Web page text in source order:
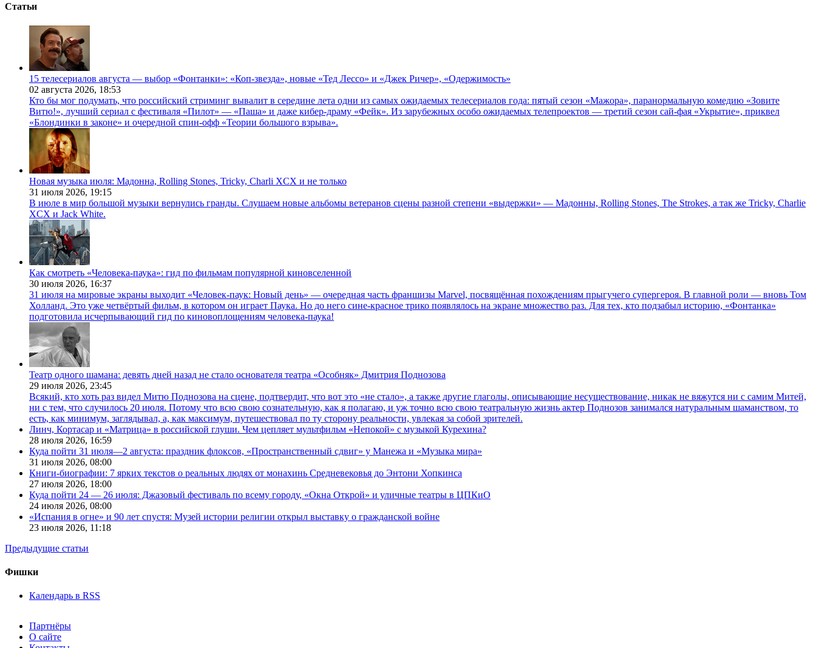
Статьи
15 телесериалов августа — выбор «Фонтанки»: «Коп-звезда», новые «Тед Лессо» и «Джек Ричер», «Одержимость»
02 августа 2026, 18:53
Кто бы мог подумать, что российский стриминг вывалит в середине лета одни из самых ожидаемых телесериалов года: пятый сезон «Мажора», паранормальную комедию «Зовите
Витю!», лучший сериал с фестиваля «Пилот» — «Паша» и даже кибер-драму «Фейк». Из зарубежных особо ожидаемых телепроектов — третий сезон сай-фая «Укрытие», приквел
«Блондинки в законе» и очередной спин-офф «Теории большого взрыва».
Новая музыка июля: Мадонна, Rolling Stones, Tricky, Charli XCX и не только
31 июля 2026, 19:15
В июле в мир большой музыки вернулись гранды. Слушаем новые альбомы ветеранов сцены разной степени «выдержки» — Мадонны, Rolling Stones, The Strokes, а так же Tricky, Charlie
XCX и Jack White.
Как смотреть «Человека-паука»: гид по фильмам популярной киновселенной
30 июля 2026, 16:37
31 июля на мировые экраны выходит «Человек-паук: Новый день» — очередная часть франшизы Marvel, посвящённая похождениям прыгучего супергероя. В главной роли — вновь Том
Холланд. Это уже четвёртый фильм, в котором он играет Паука. Но до него сине-красное трико появлялось на экране множество раз. Для тех, кто подзабыл историю, «Фонтанка»
подготовила исчерпывающий гид по киновоплощениям человека-паука!
Театр одного шамана: девять дней назад не стало основателя театра «Особняк» Дмитрия Поднозова
29 июля 2026, 23:45
Всякий, кто хоть раз видел Митю Поднозова на сцене, подтвердит, что вот это «не стало», а также другие глаголы, описывающие несуществование, никак не вяжутся ни с самим Митей,
ни с тем, что случилось 20 июля. Потому что всю свою сознательную, как я полагаю, и уж точно всю свою театральную жизнь актер Поднозов занимался натуральным шаманством, то
есть, как минимум, заглядывал, а, как максимум, путешествовал по ту сторону реальности, увлекая за собой зрителей.
Линч, Кортасар и «Матрица» в российской глуши. Чем цепляет мультфильм «Непокой» с музыкой Курехина?
28 июля 2026, 16:59
Куда пойти 31 июля—2 августа: праздник флоксов, «Пространственный сдвиг» у Манежа и «Музыка мира»
31 июля 2026, 08:00
Книги-биографии: 7 ярких текстов о реальных людях от монахинь Средневековья до Энтони Хопкинса
27 июля 2026, 18:00
Куда пойти 24 — 26 июля: Джазовый фестиваль по всему городу, «Окна Открой» и уличные театры в ЦПКиО
24 июля 2026, 08:00
«Испания в огне» и 90 лет спустя: Музей истории религии открыл выставку о гражданской войне
23 июля 2026, 11:18
Предыдущие статьи
Фишки
Календарь в RSS
Партнёры
О сайте